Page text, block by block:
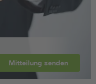
Mitteilung senden